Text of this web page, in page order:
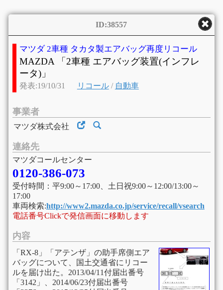
ID:38557
マツダ 2車種 タカタ製エアバッグ再度リコール
MAZDA 「2車種 エアバッグ装置(インフレ
ータ)」
発表:19/10/31 リコール/ 自動車
事業者
マツダ株式会社
連絡先
マツダコールセンター
0120-386-073
受付時間：平9:00～17:00、土日祝9:00～12:00/13:00～
17:00
車両検索:http://www2.mazda.co.jp/service/recall/vsearch
電話番号Clickで発信画面に移動します
内容
「RX-8」「アテンザ」の助手席側エア
バッグについて、国土交通省にリコー
ルを届け出た。2013/04/11付届出番号
「3142」、2014/06/23付届出番号